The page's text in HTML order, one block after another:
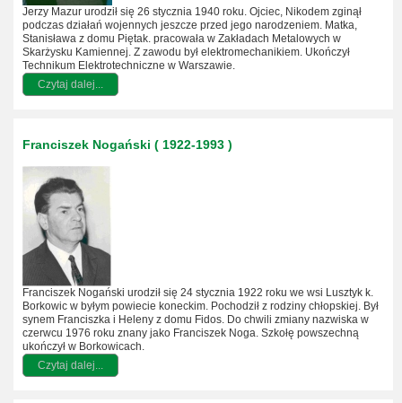
Jerzy Mazur urodził się 26 stycznia 1940 roku. Ojciec, Nikodem zginął
podczas działań wojennych jeszcze przed jego narodzeniem. Matka,
Stanisława z domu Piętak. pracowała w Zakładach Metalowych w
Skarżysku Kamiennej. Z zawodu był elektromechanikiem. Ukończył
Technikum Elektrotechniczne w Warszawie.
Czytaj dalej...
Franciszek Nogański ( 1922-1993 )
Franciszek Nogański urodził się 24 stycznia 1922 roku we wsi Lusztyk k.
Borkowic w byłym powiecie koneckim. Pochodził z rodziny chłopskiej. Był
synem Franciszka i Heleny z domu Fidos. Do chwili zmiany nazwiska w
czerwcu 1976 roku znany jako Franciszek Noga. Szkołę powszechną
ukończył w Borkowicach.
Czytaj dalej...